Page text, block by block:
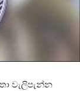
වැලිපැන්න